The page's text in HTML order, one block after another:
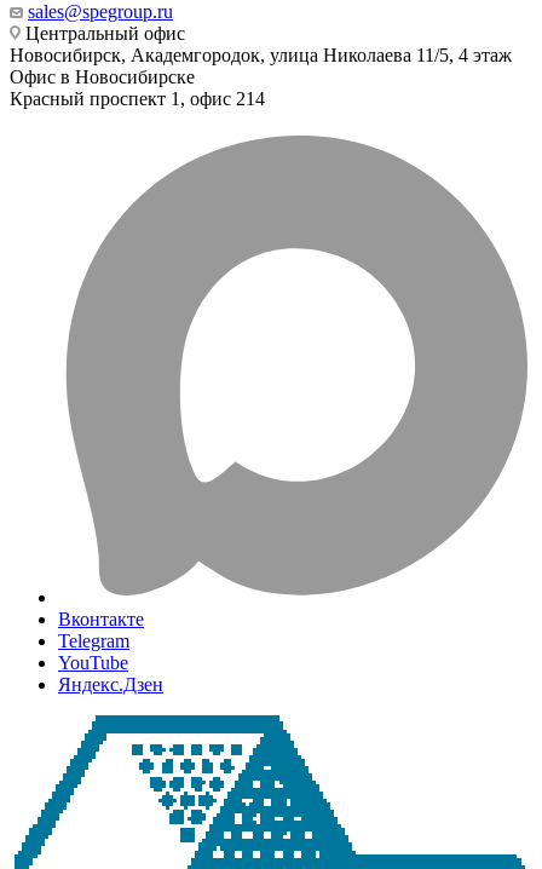
sales@spegroup.ru
Центральный офис
Новосибирск, Академгородок, улица Николаева 11/5, 4 этаж
Офис в Новосибирске
Красный проспект 1, офис 214
Вконтакте
Telegram
YouTube
Яндекс.Дзен